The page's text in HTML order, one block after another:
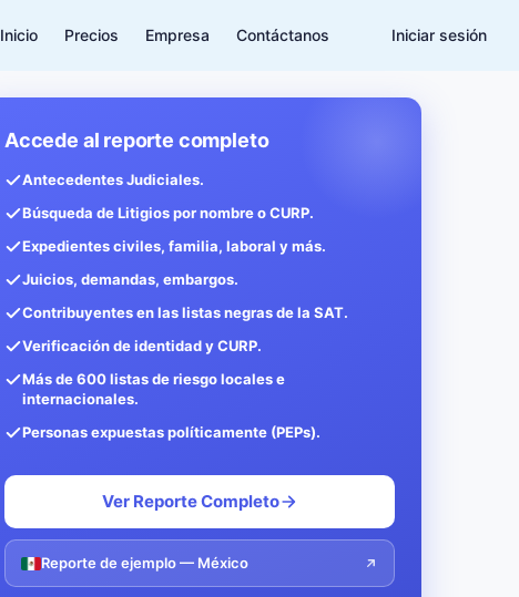
Inicio Precios Empresa Contáctanos Iniciar sesión
Accede al reporte completo
Antecedentes Judiciales.
Búsqueda de Litigios por nombre o CURP.
Expedientes civiles, familia, laboral y más.
Juicios, demandas, embargos.
Contribuyentes en las listas negras de la SAT.
Verificación de identidad y CURP.
Más de 600 listas de riesgo locales e
internacionales.
Personas expuestas políticamente (PEPs).
Ver Reporte Completo
Reporte de ejemplo — México